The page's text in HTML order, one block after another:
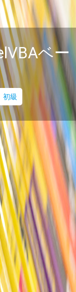
ベー
初級